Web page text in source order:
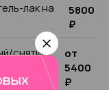
лак на
5800
₽
снятие/
от
5400
₽